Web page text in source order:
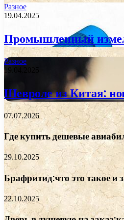
Разное
19.04.2025
Промышленный
Разное
19.04.2025
Шевроле из Китая:
07.07.2026
Где купить дешевые
29.10.2025
Брафритид:что это такое и
22.10.2025